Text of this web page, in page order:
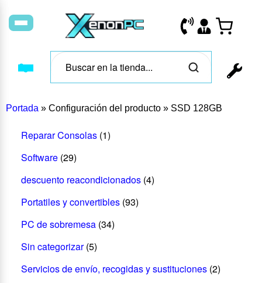
Portada » Configuración del producto » SSD 128GB
Reparar Consolas (1)
Software (29)
descuento reacondicionados (4)
Portatiles y convertibles (93)
PC de sobremesa (34)
Sin categorizar (5)
Servicios de envío, recogidas y sustituciones (2)